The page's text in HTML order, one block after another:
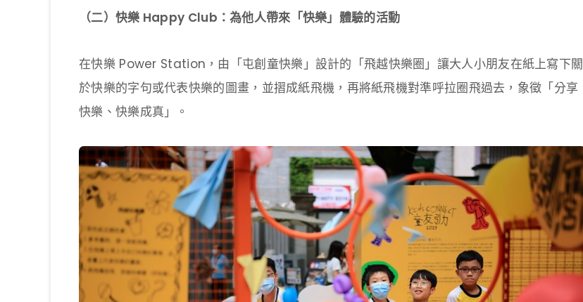
（二）快樂 Happy Club：為他人帶來「快樂」體驗的活動
在快樂 Power Station，由「屯創童快樂」設計的「飛越快樂圈」讓大人小朋友在紙上寫下關
於快樂的字句或代表快樂的圖畫，並摺成紙飛機，再將紙飛機對準呼拉圈飛過去，象徵「分享
快樂、快樂成真」。